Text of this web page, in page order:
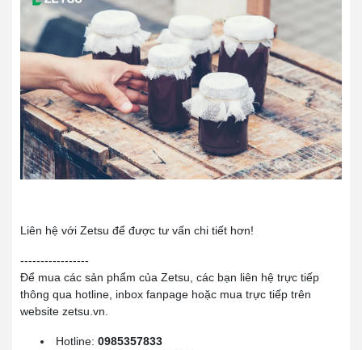
Liên hệ với Zetsu để được tư vấn chi tiết hơn!
-----------------
Để mua các sản phẩm của Zetsu, các bạn liên hệ trực tiếp
thông qua hotline, inbox fanpage hoặc mua trực tiếp trên
website zetsu.vn.
Hotline: 0985357833